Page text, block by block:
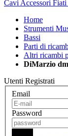
Cavi Accessori Fiati
Home
Strumenti
Bassi
Parti di
Altri ricambi
DiMarzio
Utenti Registrati
Email
Password